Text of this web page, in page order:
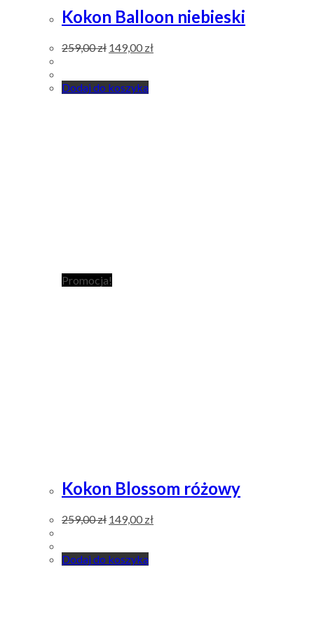
Kokon Balloon niebieski
259,00zł 149,00 zł
Dodaj do koszyka
Promocja!
Kokon Blossom różowy
259,00zł 149,00 zł
Dodaj do koszyka